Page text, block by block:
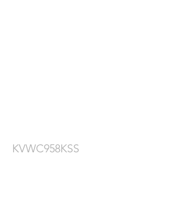
KVWC958KSS